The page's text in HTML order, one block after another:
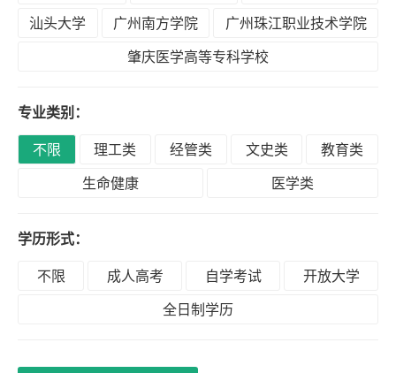
汕头大学
广州南方学院
广州珠江职业技术学院
肇庆医学高等专科学校
专业类别：
不限
理工类 经管类 文史类
教育类
生命健康
医学类
学历形式：
不限
成人高考 自学考试
开放大学
全日制学历